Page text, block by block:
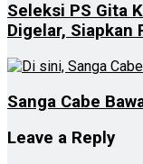
Seleksi PS Gita
Digelar, Siapkan
Sanga Cabe
Leave a Reply